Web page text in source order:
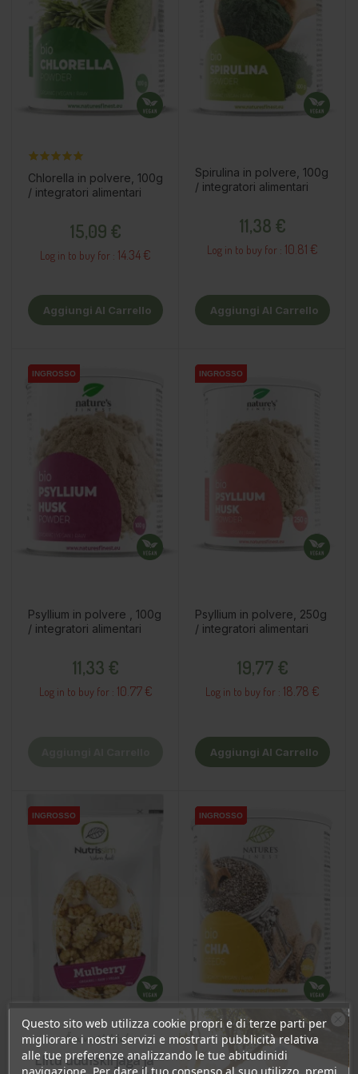
Chlorella in polvere, 100g
/ integratori alimentari
15,09 €
Log in to buy for : 14.34 €
Aggiungi Al Carrello
Spirulina in polvere, 100g
/ integratori alimentari
11,38 €
Log in to buy for : 10.81 €
Aggiungi Al Carrello
INGROSSO
INGROSSO
Psyllium in polvere , 100g
/ integratori alimentari
11,33 €
Log in to buy for : 10.77 €
INGROSSO
INGROSSO
Psyllium in polvere, 250g
/ integratori alimentari
19,77 €
Log in to buy for : 18.78 €
Aggiungi Al Carrello
INGROSSO
INGROSSO
Gelsi, bianchi, 150g
INGROSSO
INGROSSO
INGROSSO
INGROSSO
Semi di Chia, 250g
Questo sito web utilizza cookie propri e di terze parti per
migliorare i nostri servizi e mostrarti pubblicità relativa
alle tue preferenze analizzando le tue abitudinidi
Ära veel lahku!
Liitu uudiskirjaga ja